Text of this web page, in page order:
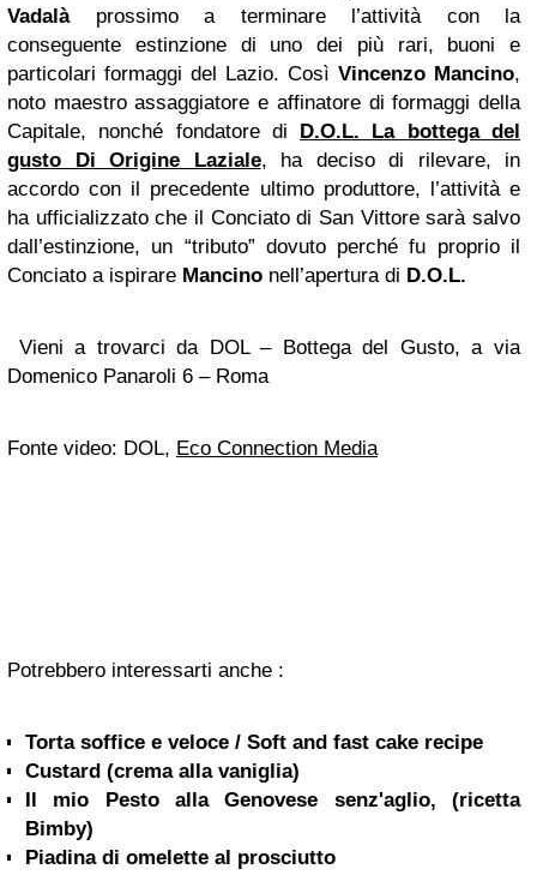
Vadalà prossimo a terminare l’attività con la
conseguente estinzione di uno dei più rari, buoni e
particolari formaggi del Lazio. Così Vincenzo Mancino,
noto maestro assaggiatore e affinatore di formaggi della
Capitale, nonché fondatore di D.O.L. La bottega del
gusto Di Origine Laziale, ha deciso di rilevare, in
accordo con il precedente ultimo produttore, l’attività e
ha ufficializzato che il Conciato di San Vittore sarà salvo
dall’estinzione, un “tributo” dovuto perché fu proprio il
Conciato a ispirare Mancino nell’apertura di D.O.L.
Vieni a trovarci da DOL – Bottega del Gusto, a via
Domenico Panaroli 6 – Roma
Fonte video: DOL, Eco Connection Media
Potrebbero interessarti anche :
Torta soffice e veloce / Soft and fast cake recipe
Custard (crema alla vaniglia)
Il mio Pesto alla Genovese senz'aglio, (ricetta
Bimby)
Piadina di omelette al prosciutto